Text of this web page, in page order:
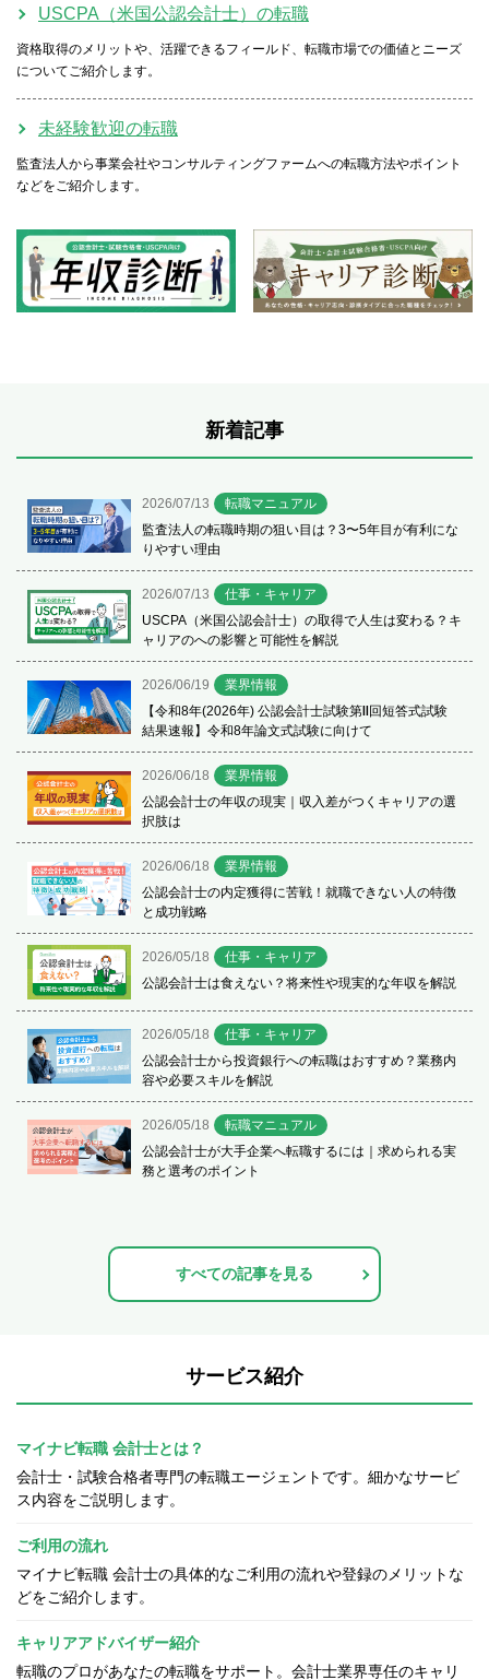
USCPA（米国公認会計士）の転職
資格取得のメリットや、活躍できるフィールド、転職市場での価値とニーズ
についてご紹介します。
未経験歓迎の転職
監査法人から事業会社やコンサルティングファームへの転職方法やポイント
などをご紹介します。
新着記事
2026/07/13
転職マニュアル
監査法人の転職時期の狙い目は？3〜5年目が有利にな
りやすい理由
2026/07/13
仕事・キャリア
USCPA（米国公認会計士）の取得で人生は変わる？キ
ャリアのへの影響と可能性を解説
2026/06/19
業界情報
【令和8年(2026年) 公認会計士試験第Ⅱ回短答式試験
結果速報】令和8年論文式試験に向けて
2026/06/18
業界情報
公認会計士の年収の現実｜収入差がつくキャリアの選
択肢は
2026/06/18
業界情報
公認会計士の内定獲得に苦戦！就職できない人の特徴
と成功戦略
2026/05/18
仕事・キャリア
公認会計士は食えない？将来性や現実的な年収を解説
2026/05/18
仕事・キャリア
公認会計士から投資銀行への転職はおすすめ？業務内
容や必要スキルを解説
2026/05/18
転職マニュアル
公認会計士が大手企業へ転職するには｜求められる実
務と選考のポイント
すべての記事を見る
サービス紹介
マイナビ転職 会計士とは？
会計士・試験合格者専門の転職エージェントです。細かなサービ
ス内容をご説明します。
ご利用の流れ
マイナビ転職 会計士の具体的なご利用の流れや登録のメリットな
どをご紹介します。
キャリアアドバイザー紹介
転職のプロがあなたの転職をサポート。会計士業界専任のキャリ